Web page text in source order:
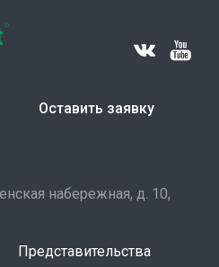
Оставить заявку
набережная, д. 10,
Представительства